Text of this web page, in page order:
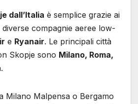
dall’Italia è semplice grazie ai
compagnie aeree low-
e Ryanair. Le principali città
Skopje sono Milano, Roma,
.
Milano Malpensa o Bergamo